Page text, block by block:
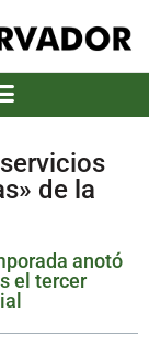
de la
anotó
el tercer